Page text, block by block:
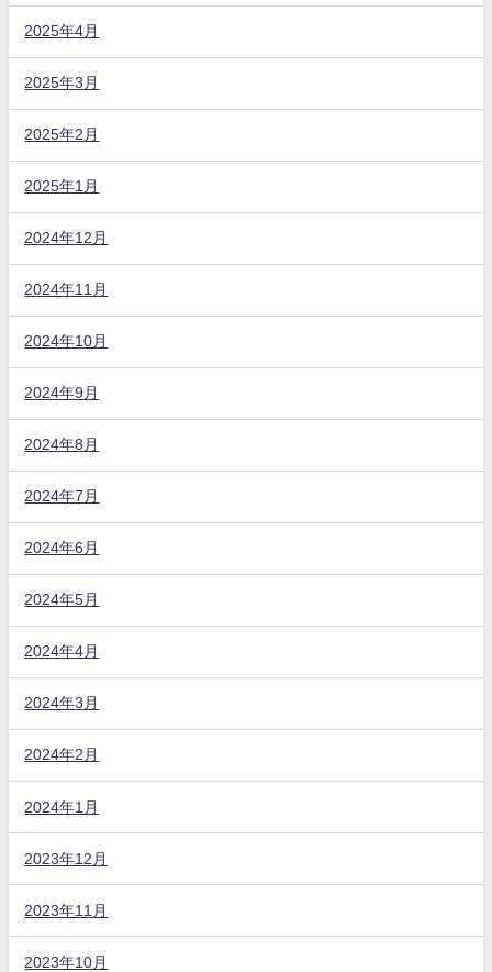
2025年4月
2025年3月
2025年2月
2025年1月
2024年12月
2024年11月
2024年10月
2024年9月
2024年8月
2024年7月
2024年6月
2024年5月
2024年4月
2024年3月
2024年2月
2024年1月
2023年12月
2023年11月
2023年10月